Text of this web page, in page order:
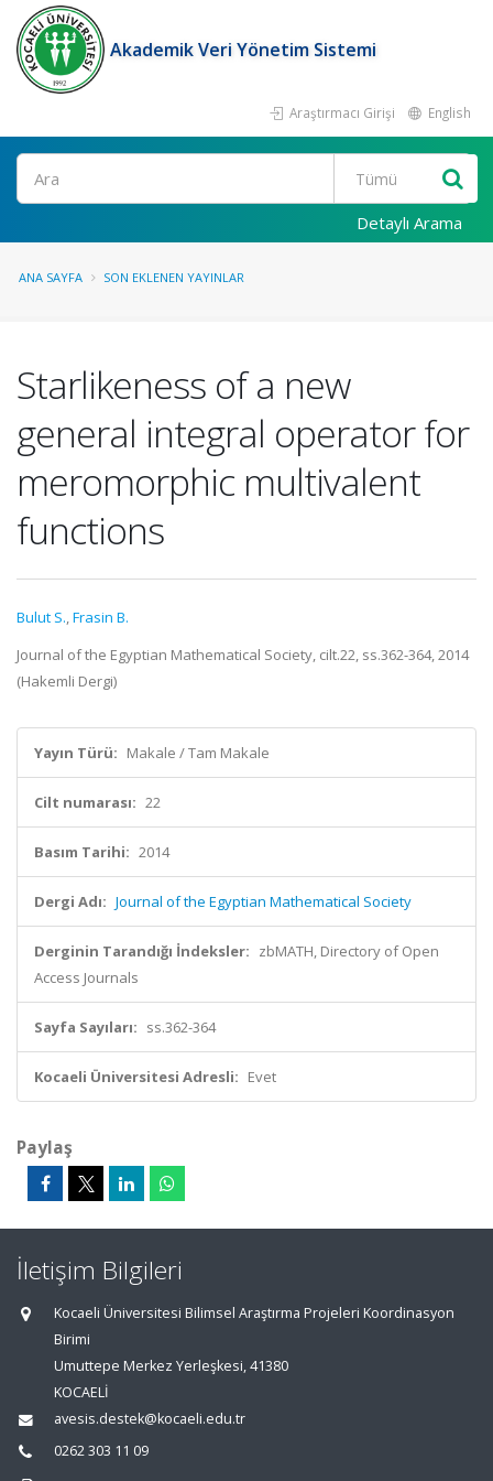
Akademik Veri Yönetim Sistemi
Araştırmacı Girişi English
Ara
Detaylı Arama
ANA SAYFA SON EKLENEN YAYINLAR
Starlikeness of a new
general integral operator for
meromorphic multivalent
functions
Bulut S.,Frasin B.
Journal of the Egyptian Mathematical Society, cilt.22, ss.362-364, 2014
(Hakemli Dergi)
Yayın Türü: Makale / Tam Makale
Cilt numarası: 22
Basım Tarihi: 2014
Dergi Adı: Journal of the Egyptian Mathematical Society
Derginin Tarandığı İndeksler: zbMATH, Directory of Open
Access Journals
Sayfa Sayıları: ss.362-364
Kocaeli Üniversitesi Adresli: Evet
Paylaş
İletişim Bilgileri
Kocaeli Üniversitesi Bilimsel Araştırma Projeleri Koordinasyon
Birimi
Umuttepe Merkez Yerleşkesi, 41380
KOCAELİ
avesis.destek@kocaeli.edu.tr
0262 303 11 09